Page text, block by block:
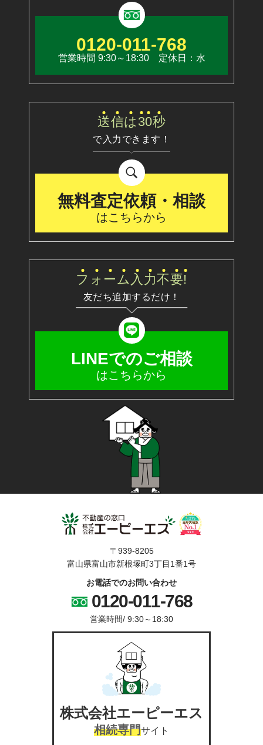
0120-011-768
営業時間 9:30～18:30 定休日：水
送信は 30秒
で入力できます！
無料査定依頼・相談
はこちらから
フ ォ ーム 入 力不要!
友だち追加するだけ！
LINEでのご相談
はこちらから
〒939-8205
富山県富山市新根塚町3丁目1番1号
お電話でのお問い合わせ
0120-011-768
営業時間/ 9:30～18:30
株式会社エーピーエス
相続専門サイト